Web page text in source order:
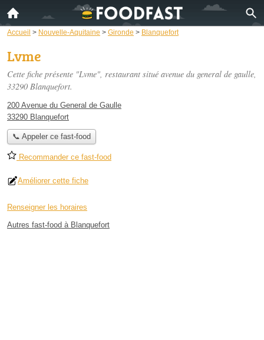
Accueil > Nouvelle-Aquitaine > Gironde > Blanquefort
Lvme
Cette fiche présente "Lvme", restaurant situé avenue du general de gaulle,
33290 Blanquefort.
200 Avenue du General de Gaulle
33290 Blanquefort
📞 Appeler ce fast-food
Recommander ce fast-food
Améliorer cette fiche
Renseigner les horaires
Autres fast-food à Blanquefort